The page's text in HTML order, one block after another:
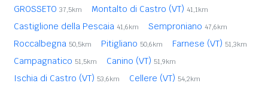
GROSSETO 37,5km Montalto di Castro (VT) 41,1km
Castiglione della Pescaia 41,6km Semproniano 47,6km
Roccalbegna 50,5km Pitigliano 50,6km Farnese (VT) 51,3km
Campagnatico 51,5km Canino (VT) 51,9km
Ischia di Castro (VT) 53,6km Cellere (VT) 54,2km